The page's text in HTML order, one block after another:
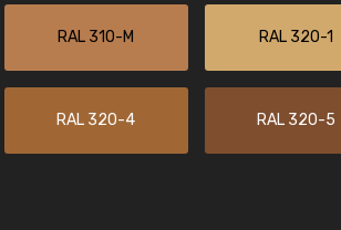
RAL 310-M RAL 320-1
RAL 320-4 RAL 320-5